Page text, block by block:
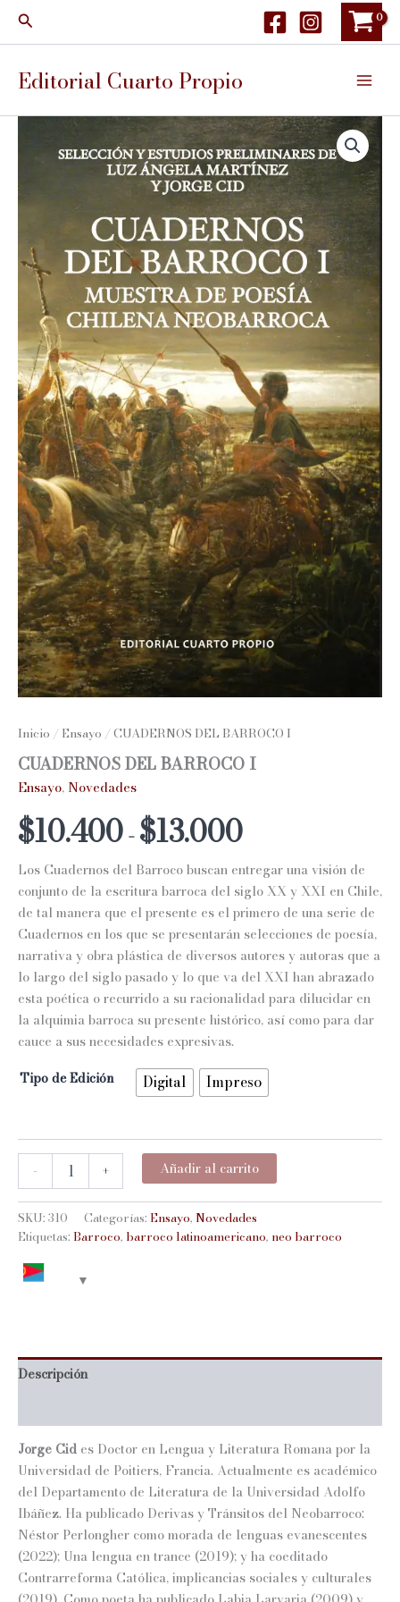
Buscar
Editorial Cuarto Propio
Inicio / Ensayo / CUADERNOS DEL BARROCO I
CUADERNOS DEL BARROCO I
Ensayo,Novedades
$10.400-$13.000Rango
precios:
desde
$10.400
hasta
$13.000
Los Cuadernos del Barroco buscan entregar una visión de
conjunto de la escritura barroca del siglo XX y XXI en Chile,
de tal manera que el presente es el primero de una serie de
Cuadernos en los que se presentarán selecciones de poesía,
narrativa y obra plástica de diversos autores y autoras que a
lo largo del siglo pasado y lo que va del XXI han abrazado
esta poética o recurrido a su racionalidad para dilucidar en
la alquimia barroca su presente histórico, así como para dar
cauce a sus necesidades expresivas.
Tipo de Edición
Digital Impreso
-
CUADERNOS
DEL
BARROCO
I
cantidad
+ Añadir al carrito
SKU: 310 Categorías: Ensayo, Novedades
Etiquetas: Barroco, barroco latinoamericano, neo barroco
Descripción
Jorge Cid es Doctor en Lengua y Literatura Romana por la
Universidad de Poitiers, Francia. Actualmente es académico
del Departamento de Literatura de la Universidad Adolfo
Ibáñez. Ha publicado Derivas y Tránsitos del Neobarroco:
Néstor Perlongher como morada de lenguas evanescentes
(2022); Una lengua en trance (2019); y ha coeditado
Contrarreforma Católica, implicancias sociales y culturales